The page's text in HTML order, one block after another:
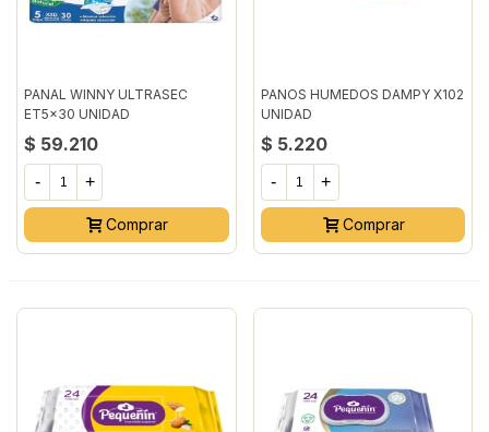
PANAL WINNY ULTRASEC
ET5x30 UNIDAD
$ 59.210
- +
Comprar
PANOS HUMEDOS DAMPY X102
UNIDAD
$ 5.220
- +
Comprar